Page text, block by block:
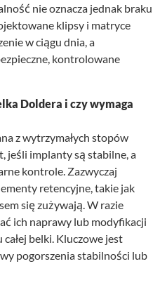
nie oznacza jednak braku
klipsy i matryce
w ciągu dnia, a
kontrolowane
Doldera i czy wymaga
z wytrzymałych stopów
jeśli implanty są stabilne, a
kontrole. Zazwyczaj
retencyjne, takie jak
się zużywają. W razie
ich naprawy lub modyfikacji
belki. Kluczowe jest
pogorszenia stabilności lub